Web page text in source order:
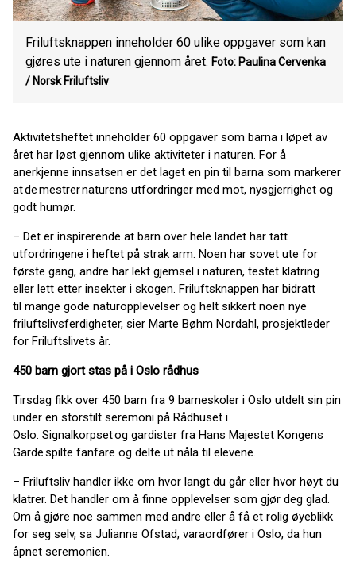
Friluftsknappen inneholder 60 ulike oppgaver som kan
gjøres ute i naturen gjennom året. Foto: Paulina Cervenka
/ Norsk Friluftsliv
Aktivitetsheftet inneholder 60 oppgaver som barna i løpet av
året har løst gjennom ulike aktiviteter i naturen. For å
anerkjenne innsatsen er det laget en pin til barna som markerer
at de mestrer naturens utfordringer med mot, nysgjerrighet og
godt humør.
– Det er inspirerende at barn over hele landet har tatt
utfordringene i heftet på strak arm. Noen har sovet ute for
første gang, andre har lekt gjemsel i naturen, testet klatring
eller lett etter insekter i skogen. Friluftsknappen har bidratt
til mange gode naturopplevelser og helt sikkert noen nye
friluftslivsferdigheter, sier Marte Bøhm Nordahl, prosjektleder
for Friluftslivets år.
450 barn gjort stas på i Oslo rådhus
Tirsdag fikk over 450 barn fra 9 barneskoler i Oslo utdelt sin pin
under en storstilt seremoni på Rådhuset i
Oslo. Signalkorpset og gardister fra Hans Majestet Kongens
Garde spilte fanfare og delte ut nåla til elevene.
– Friluftsliv handler ikke om hvor langt du går eller hvor høyt du
klatrer. Det handler om å finne opplevelser som gjør deg glad.
Om å gjøre noe sammen med andre eller å få et rolig øyeblikk
for seg selv, sa Julianne Ofstad, varaordfører i Oslo, da hun
åpnet seremonien.